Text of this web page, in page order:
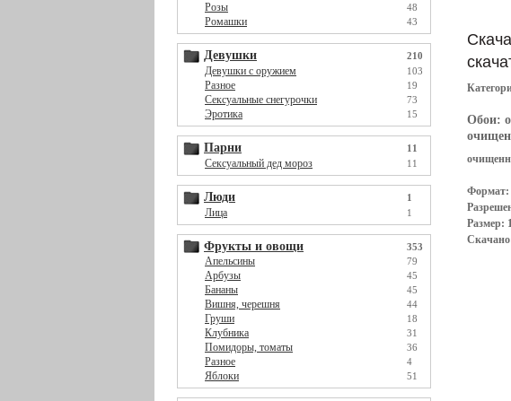
Розы 48
Ромашки 43
Девушки 210
Девушки с оружием 103
Разное 19
Сексуальные снегурочки 73
Эротика 15
Парни 11
Сексуальный дед мороз 11
Люди 1
Лица 1
Фрукты и овощи 353
Апельсины 79
Арбузы 45
Бананы 45
Вишня, черешня 44
Груши 18
Клубника 31
Помидоры, томаты 36
Разное 4
Яблоки 51
Обои:
Формат:
Размер: